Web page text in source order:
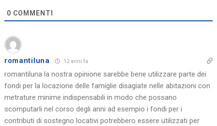
0 COMMENTI
romantiluna 12 anni fa
romantiluna la nostra opinione sarebbe bene utilizzare parte dei
fondi per la locazione delle famiglie disagiate nelle abitazioni con
metrature minime indispensabili in modo che possano
scomputarli nel corso degli anni ad esempio i fondi per i
contributi di sostegno locativi potrebbero essere utilizzati per